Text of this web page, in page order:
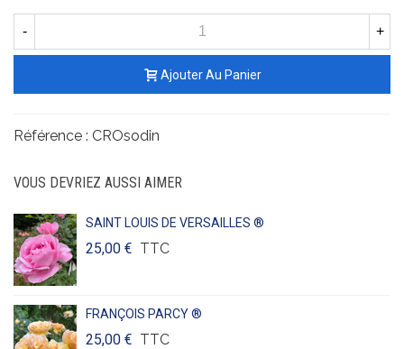
- +
Ajouter Au Panier
Référence : CROsodin
VOUS DEVRIEZ AUSSI AIMER
SAINT LOUIS DE VERSAILLES ®
25,00 € TTC
FRANÇOIS PARCY ®
25,00 € TTC